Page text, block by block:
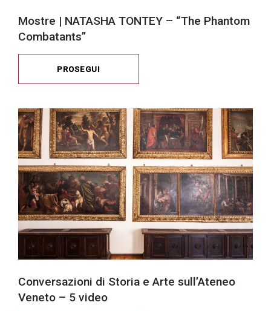
Mostre | NATASHA TONTEY – “The Phantom
Combatants”
PROSEGUI
Conversazioni di Storia e Arte sull’Ateneo
Veneto – 5 video